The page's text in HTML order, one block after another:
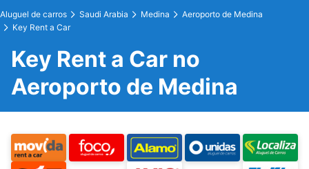
Aluguel de carros Saudi Arabia Medina
Aeroporto de Medina
Key Rent a Car
Key Rent a Car no
Aeroporto de Medina